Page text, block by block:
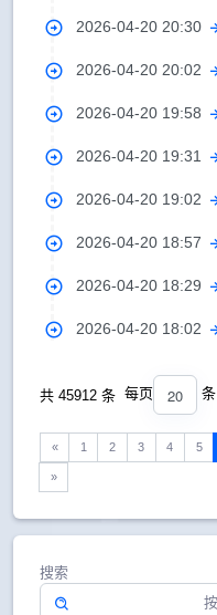
2026-04-20 20:30
2026-04-20 20:02
2026-04-20 19:58
2026-04-20 19:31
2026-04-20 19:02
2026-04-20 18:57
2026-04-20 18:29
2026-04-20 18:02
共 45912 条 每页 20 条
« 1 2 3 4 5
»
搜索